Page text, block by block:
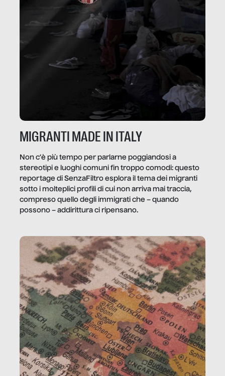
MIGRANTI MADE IN ITALY
Non c’è più tempo per parlarne poggiandosi a
stereotipi e luoghi comuni fin troppo comodi: questo
reportage di SenzaFiltro esplora il tema dei migranti
sotto i molteplici profili di cui non arriva mai traccia,
compreso quello degli immigrati che – quando
possono – addirittura ci ripensano.